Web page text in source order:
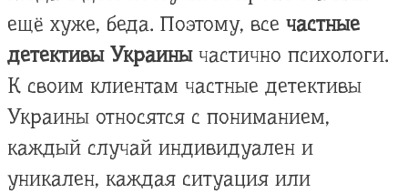
ещё хуже, беда. Поэтому, все частные
детективы Украинычастично психологи.
К своим клиентам частные детективы
Украины относятся с пониманием,
каждый случай индивидуален и
уникален, каждая ситуация или